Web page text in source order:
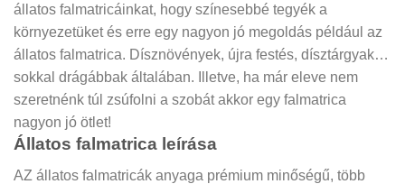
állatos falmatricáinkat, hogy színesebbé tegyék a
környezetüket és erre egy nagyon jó megoldás például az
állatos falmatrica. Dísznövények, újra festés, dísztárgyak…
sokkal drágábbak általában. Illetve, ha már eleve nem
szeretnénk túl zsúfolni a szobát akkor egy falmatrica
nagyon jó ötlet!
Állatos falmatrica leírása
AZ állatos falmatricák anyaga prémium minőségű, több